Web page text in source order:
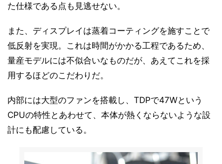
た仕様である点も見逃せない。
また、ディスプレイは蒸着コーティングを施すことで
低反射を実現。これは時間がかかる工程であるため、
量産モデルには不似合いなものだが、あえてこれを採
用するほどのこだわりだ。
内部には大型のファンを搭載し、TDPで47Wという
CPUの特性とあわせて、本体が熱くならないような設
計にも配慮している。